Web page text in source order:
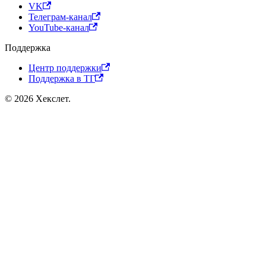
VK
Телеграм-канал
YouTube-канал
Поддержка
Центр поддержки
Поддержка в ТГ
© 2026 Хекслет.